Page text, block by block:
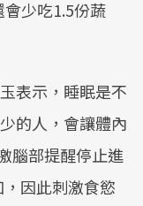
少吃1.5份蔬
表示，睡眠是不
的人，會讓體內
腦部提醒停止進
因此刺激食慾